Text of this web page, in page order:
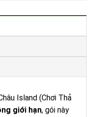
Island (Chơi Thả
giới hạn, gói này